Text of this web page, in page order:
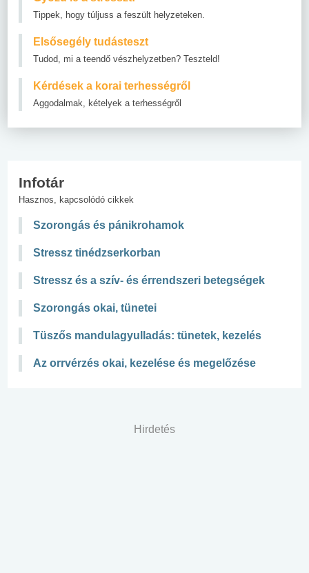
Tippek, hogy túljuss a feszült helyzeteken.
Elsősegély tudásteszt
Tudod, mi a teendő vészhelyzetben? Teszteld!
Kérdések a korai terhességről
Aggodalmak, kételyek a terhességről
Infotár
Hasznos, kapcsolódó cikkek
Szorongás és pánikrohamok
Stressz tinédzserkorban
Stressz és a szív- és érrendszeri betegségek
Szorongás okai, tünetei
Tüszős mandulagyulladás: tünetek, kezelés
Az orrvérzés okai, kezelése és megelőzése
Hirdetés